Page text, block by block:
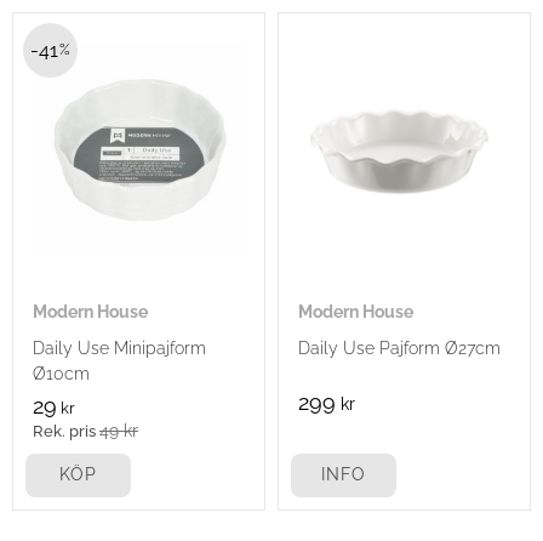
Modern House
Daily Use Minipajform
Ø10cm
29 kr
49kr
41 %
KÖP
Modern House
Daily Use Pajform Ø27cm
299 kr
INFO